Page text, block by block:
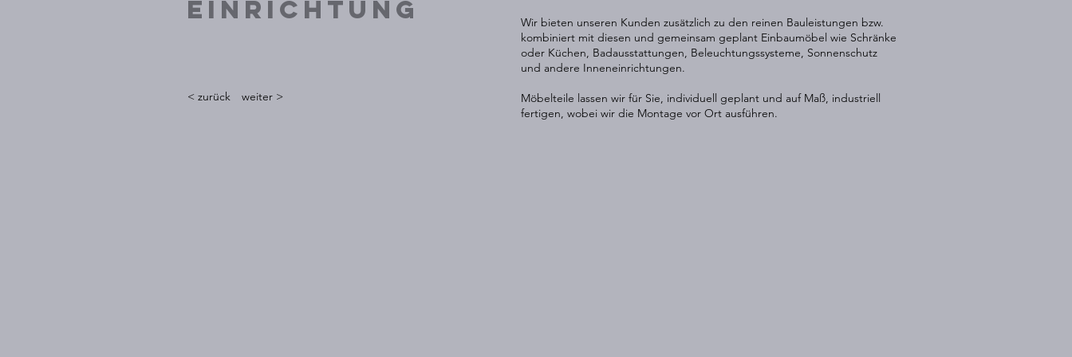
Einrichtung
< zurück weiter >
Wir bieten unseren Kunden zusätzlich zu den reinen Bauleistungen bzw.
kombiniert mit diesen und gemeinsam geplant Einbaumöbel wie Schränke
oder Küchen, Badausstattungen, Beleuchtungssysteme, Sonnenschutz
und andere Inneneinrichtungen.
Möbelteile lassen wir für Sie, individuell geplant und auf Maß, industriell
fertigen, wobei wir die Montage vor Ort ausführen.